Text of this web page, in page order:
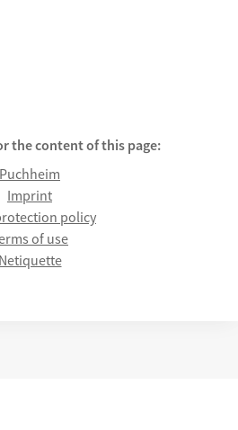
the content of this page:
Puchheim
Imprint
policy
of use
Netiquette